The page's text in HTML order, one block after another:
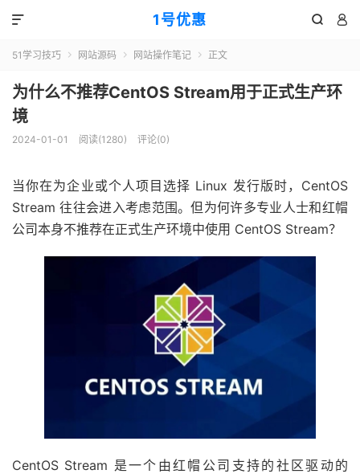
1号优惠  

51学习技巧  网站源码  网站操作笔记  正文
为什么不推荐CentOS Stream用于正式生产环
境
2024-01-01 阅读(1280) 评论(0)
当你在为企业或个人项目选择 Linux 发行版时，CentOS
Stream 往往会进入考虑范围。但为何许多专业人士和红帽
公司本身不推荐在正式生产环境中使用 CentOS Stream？
CentOS Stream 是一个由红帽公司支持的社区驱动的